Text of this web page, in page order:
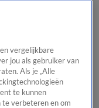
van Hart
Tip de
vergelijkbare
jou als gebruiker van
Als je „Alle
te kunnen
te verbeteren en om